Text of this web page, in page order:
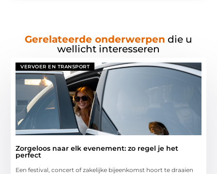
Gerelateerde onderwerpen die u
wellicht interesseren
VERVOER EN TRANSPORT
Zorgeloos naar elk evenement: zo regel je het
perfect
Een festival, concert of zakelijke bijeenkomst hoort te draaien